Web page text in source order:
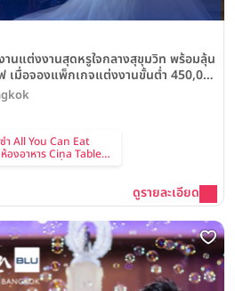
นแต่งงานสุดหรูใจกลางสุขุมวิท พร้อมลุ้น
มื่อจองแพ็กเกจแต่งงานขั้นต่ำ 450,000
Hotel Bangkok
ำ All You Can Eat
องอาหาร Cina Table
ดูรายละเอียด